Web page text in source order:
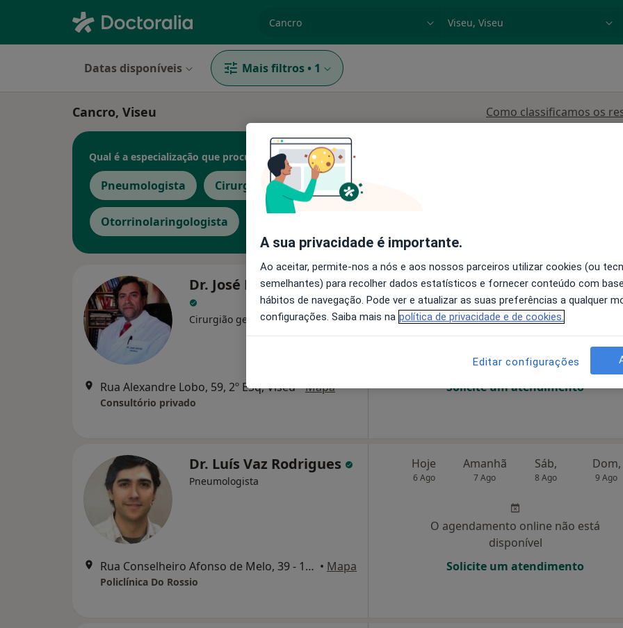
Datas disponíveis Mais filtros • 1
Cancro, Viseu Como classificamos os
Qual é a especialização que procura?
Pneumologista Cirurgião geral Gastroenterologista
Otorrinolaringologista
Dr. José Morais e Castro
Cirurgião geral
Rua Alexandre Lobo, 59, 2º ESq, Viseu•Mapa
Consultório privado
Hoje
6 Ago
Amanhã
7 Ago
Sáb,
8 Ago
Dom,
9 Ago
O agendamento online não está
disponível
Solicite um atendimento
Dr. Luís Vaz Rodrigues
Pneumologista
Rua Conselheiro Afonso de Melo, 39 - 1º Esq., Viseu • Mapa
Policlínica Do Rossio
Hoje
6 Ago
Amanhã
7 Ago
Sáb,
8 Ago
Dom,
9 Ago
O agendamento online não está
disponível
Solicite um atendimento
A sua privacidade é importante.
Ao aceitar, permite-nos a nós e aos nossos parceiros utilizar cookies (ou
semelhantes) para recolher dados estatísticos e fornecer conteúdo com
hábitos de navegação. Pode ver e atualizar as suas preferências a qualquer
configurações. Saiba mais na política de privacidade e de cookies.
Editar configurações